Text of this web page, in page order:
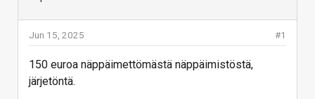
#1
Jun 15, 2025
150 euroa näppäimettömästä näppäimistöstä,
järjetöntä.